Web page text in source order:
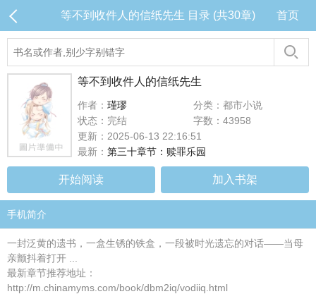
等不到收件人的信纸先生 目录 (共30章) 首页
等不到收件人的信纸先生
作者： 瑾璆
分类：都市小说
状态：完结
字数：43958
更新：2025-06-13 22:16:51
最新： 第三十章节：赎罪乐园
开始阅读 加入书架
手机简介
一封泛黄的遗书，一盒生锈的铁盒，一段被时光遗忘的对话——当母
亲颤抖着打开 ...
最新章节推荐地址：
http://m.chinamyms.com/book/dbm2iq/vodiiq.html